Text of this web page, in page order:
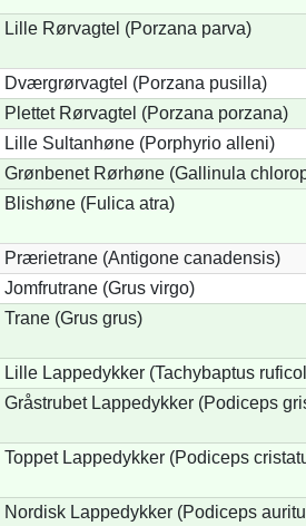
Lille Rørvagtel (Porzana parva)
Dværgrørvagtel (Porzana pusilla)
Plettet Rørvagtel (Porzana porzana)
Lille Sultanhøne (Porphyrio alleni)
Grønbenet Rørhøne (Gallinula
Blishøne (Fulica atra)
Prærietrane (Antigone canadensis)
Jomfrutrane (Grus virgo)
Trane (Grus grus)
Lille Lappedykker (Tachybaptus
Gråstrubet Lappedykker (Podiceps
Toppet Lappedykker (Podiceps
Nordisk Lappedykker (Podiceps